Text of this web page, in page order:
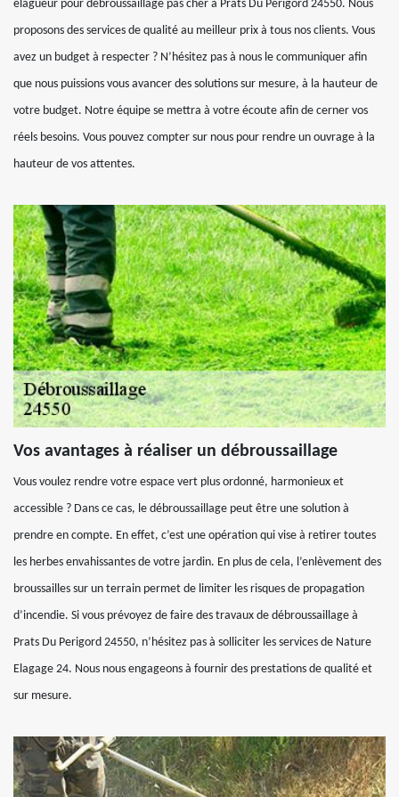
élagueur pour débroussaillage pas cher à Prats Du Perigord 24550. Nous
proposons des services de qualité au meilleur prix à tous nos clients. Vous
avez un budget à respecter ? N’hésitez pas à nous le communiquer afin
que nous puissions vous avancer des solutions sur mesure, à la hauteur de
votre budget. Notre équipe se mettra à votre écoute afin de cerner vos
réels besoins. Vous pouvez compter sur nous pour rendre un ouvrage à la
hauteur de vos attentes.
Vos avantages à réaliser un débroussaillage
Vous voulez rendre votre espace vert plus ordonné, harmonieux et
accessible ? Dans ce cas, le débroussaillage peut être une solution à
prendre en compte. En effet, c’est une opération qui vise à retirer toutes
les herbes envahissantes de votre jardin. En plus de cela, l’enlèvement des
broussailles sur un terrain permet de limiter les risques de propagation
d’incendie. Si vous prévoyez de faire des travaux de débroussaillage à
Prats Du Perigord 24550, n’hésitez pas à solliciter les services de Nature
Elagage 24. Nous nous engageons à fournir des prestations de qualité et
sur mesure.